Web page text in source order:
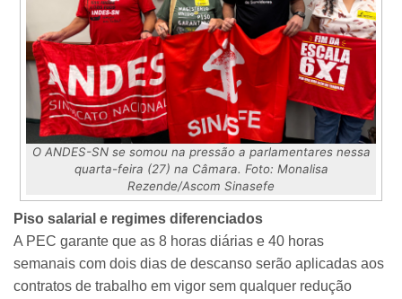
O ANDES-SN se somou na pressão a parlamentares nessa
quarta-feira (27) na Câmara. Foto: Monalisa
Rezende/Ascom Sinasefe
Piso salarial e regimes diferenciados
A PEC garante que as 8 horas diárias e 40 horas
semanais com dois dias de descanso serão aplicadas aos
contratos de trabalho em vigor sem qualquer redução